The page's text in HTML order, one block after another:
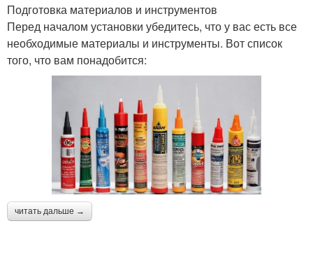
Подготовка материалов и инструментов
Перед началом установки убедитесь, что у вас есть все
необходимые материалы и инструменты. Вот список
того, что вам понадобится:
читать дальше →